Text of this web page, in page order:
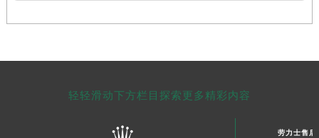
轻轻滑动下方栏目探索更多精彩内容
劳力士售后